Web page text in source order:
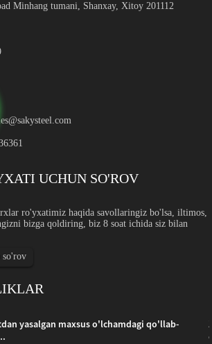
Minhang tumani, Shanxay, Xitoy 201112
UCHUN SO'ROV
ro'yxatimiz haqida savollaringiz bo'lsa, iltimos,
bizga qoldiring, biz 8 soat ichida siz bilan
so'rov
yasalgan maxsus o'lchamdagi qo'llab-